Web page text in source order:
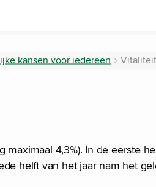
worden.
kansen voor iedereen
4,3%). In de eerste
helft van het jaar nam het